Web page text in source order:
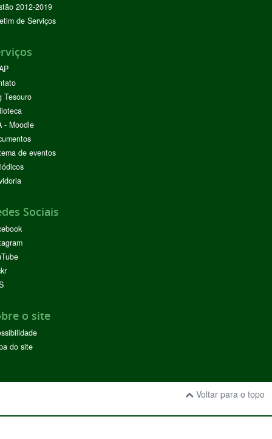
2012-2019
de Serviços
Tesouro
- Moodle
de eventos
Sociais
o site
do site
Voltar para o topo